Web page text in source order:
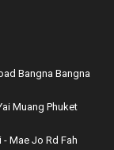
Bangna Bangna
Muang Phuket
Mae Jo Rd Fah